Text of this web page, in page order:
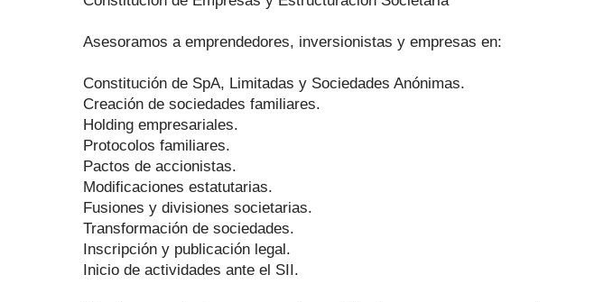
Asesoramos a emprendedores, inversionistas y empresas en:
Constitución de SpA, Limitadas y Sociedades Anónimas.
Creación de sociedades familiares.
Holding empresariales.
Protocolos familiares.
Pactos de accionistas.
Modificaciones estatutarias.
Fusiones y divisiones societarias.
Transformación de sociedades.
Inscripción y publicación legal.
Inicio de actividades ante el SII.